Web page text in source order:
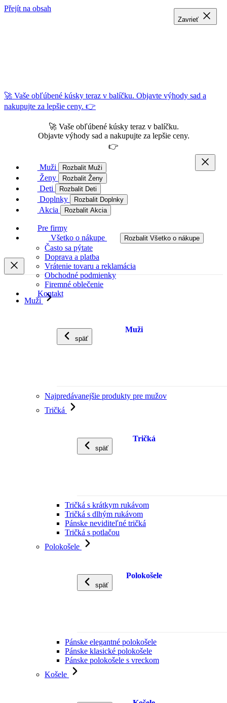
Přejít na obsah
🚀 Vaše obľúbené kúsky teraz v balíčku. Objavte výhody sad a
nakupujte za lepšie ceny. 👉
🚀 Vaše obľúbené kúsky teraz v balíčku.
Objavte výhody sad a nakupujte za lepšie ceny.
👉
Muži Rozbalit Muži
Ženy Rozbalit Ženy
Deti Rozbalit Deti
Doplnky Rozbalit Doplnky
Akcia Rozbalit Akcia
Pre firmy
Všetko o nákupe
Rozbalit Všetko o nákupe
Často sa pýtate
Doprava a platba
Vrátenie tovaru a reklamácia
Obchodné podmienky
Firemné oblečenie
Kontakt
Muži
späť
Muži
Najpredávanejšie produkty pre mužov
Tričká
späť
Tričká
Tričká s krátkym rukávom
Tričká s dlhým rukávom
Pánske neviditeľné tričká
Tričká s potlačou
Polokošele
späť
Polokošele
Pánske elegantné polokošele
Pánske klasické polokošele
Pánske polokošele s vreckom
Košele
Zavrieť
Zavrieť
Zavrieť